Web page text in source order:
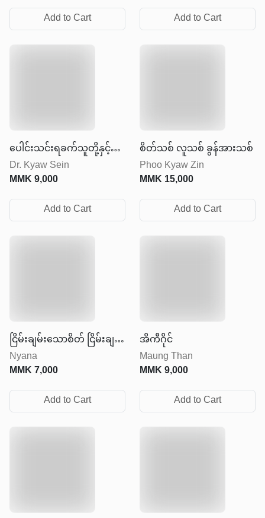
Add to Cart
Add to Cart
ပေါင်းသင်းရခက်သူတို့နှင့်
အဆင်ပြေစွာဆက်ဆံနည်း
များ
Dr. Kyaw Sein
MMK9,000
Add to Cart
စိတ်သစ် လူသစ် ခွန်အားသစ်
Phoo Kyaw Zin
MMK15,000
Add to Cart
ငြိမ်းချမ်းသောစိတ် ငြိမ်းချမ်း
သောဘဝ
Nyana
MMK7,000
Add to Cart
အိကီဂိုင်
Maung Than
MMK9,000
Add to Cart